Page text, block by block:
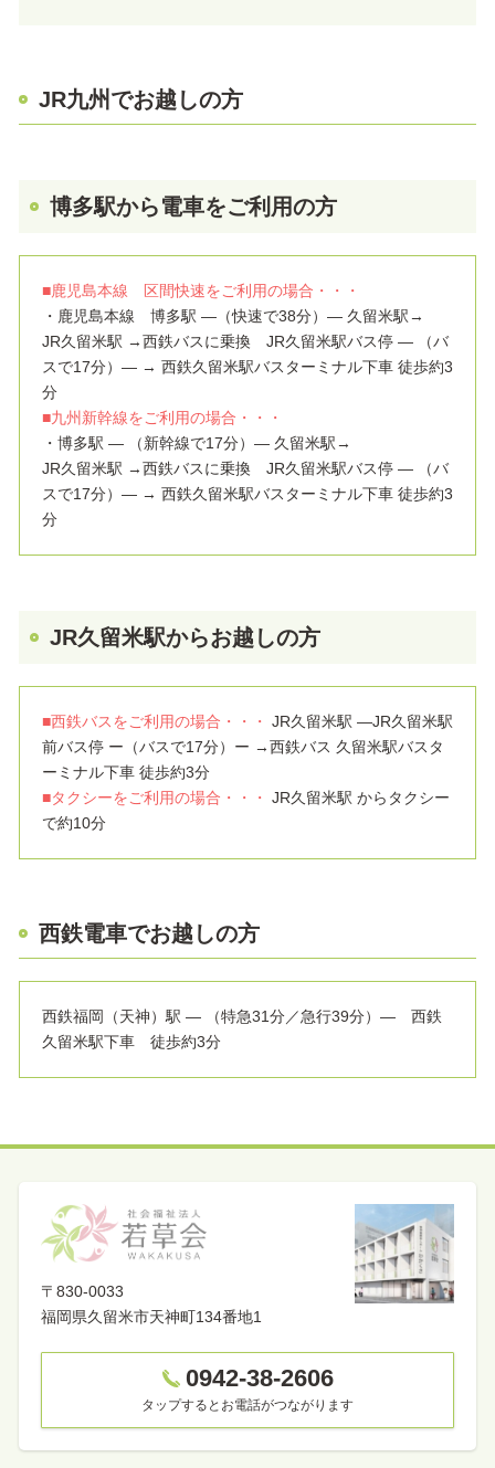
JR九州でお越しの方
博多駅から電車をご利用の方
■鹿児島本線 区間快速をご利用の場合・・・
・鹿児島本線 博多駅 ―（快速で38分）― 久留米駅→
JR久留米駅 →西鉄バスに乗換 JR久留米駅バス停 ― （バ
スで17分）― → 西鉄久留米駅バスターミナル下車 徒歩約3
分
■九州新幹線をご利用の場合・・・
・博多駅 ― （新幹線で17分）― 久留米駅→
JR久留米駅 →西鉄バスに乗換 JR久留米駅バス停 ― （バ
スで17分）― → 西鉄久留米駅バスターミナル下車 徒歩約3
分
JR久留米駅からお越しの方
■西鉄バスをご利用の場合・・・ JR久留米駅 ―JR久留米駅
前バス停 ー（バスで17分）ー →西鉄バス 久留米駅バスタ
ーミナル下車 徒歩約3分
■タクシーをご利用の場合・・・ JR久留米駅 からタクシー
で約10分
西鉄電車でお越しの方
西鉄福岡（天神）駅 ― （特急31分／急行39分）― 西鉄
久留米駅下車 徒歩約3分
〒830-0033
福岡県久留米市天神町134番地1
0942-38-2606
タップするとお電話がつながります